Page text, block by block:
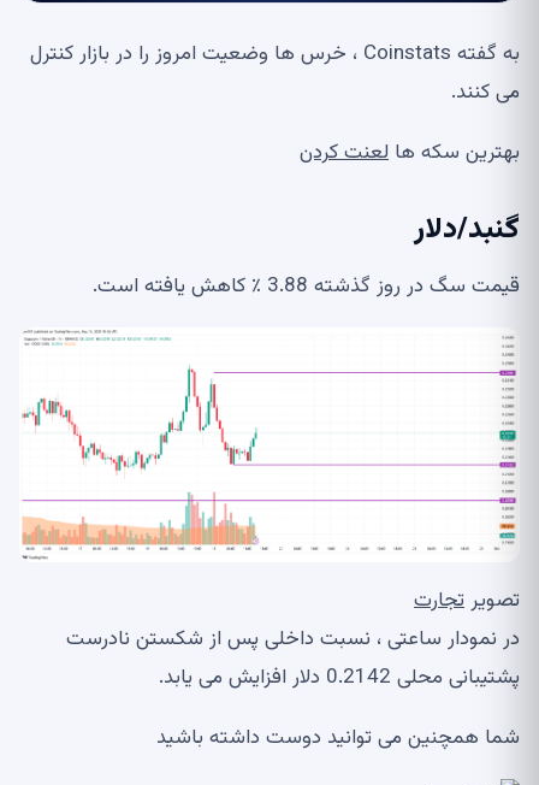
به گفته Coinstats ، خرس ها وضعیت امروز را در بازار کنترل
می کنند.
بهترین سکه ها لعنت کردن
گنبد/دلار
قیمت سگ در روز گذشته 3.88 ٪ کاهش یافته است.
تصویر تجارت
در نمودار ساعتی ، نسبت داخلی پس از شکستن نادرست
پشتیبانی محلی 0.2142 دلار افزایش می یابد.
شما همچنین می توانید دوست داشته باشید